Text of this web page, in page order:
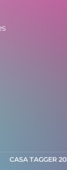
CASA TAGGER